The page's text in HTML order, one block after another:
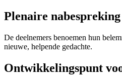
Plenaire nabespreking
De deelnemers benoemen hun
nieuwe, helpende gedachte.
Ontwikkelingspunt